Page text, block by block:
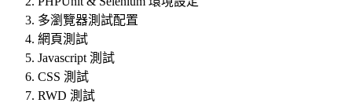
多瀏覽器測試配置
網頁測試
Javascript 測試
CSS 測試
RWD 測試